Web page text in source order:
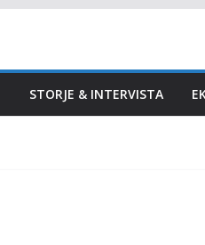
STORJE & INTERVISTA